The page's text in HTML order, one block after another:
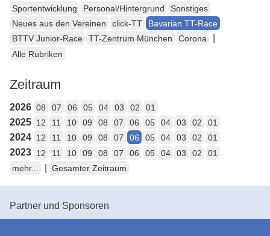
Sportentwicklung
Personal/Hintergrund
Sonstiges
Neues aus den Vereinen
click-TT
Bavarian TT-Race
BTTV Junior-Race
TT-Zentrum München Corona
Alle Rubriken
Zeitraum
2026 08 07 06 05 04 03 02 01
2025 12 11 10 09 08 07 06 05 04 03 02 01
2024 12 11 10 09 08 07 06 05 04 03 02 01
2023 12 11 10 09 08 07 06 05 04 03 02
01
mehr...
Gesamter Zeitraum
Partner und Sponsoren